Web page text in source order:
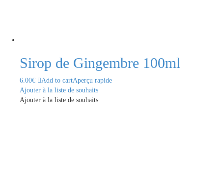
Sirop de Gingembre 100ml
6.00€ Add to cartAperçu rapide
Ajouter à la liste de souhaits
Ajouter à la liste de souhaits